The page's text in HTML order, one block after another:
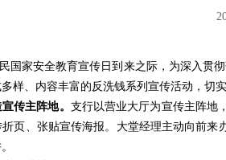
民国家安全教育宣传日到来之际，为深入
样、内容丰富的反洗钱系列宣传活动，切
传主阵地。 支行以营业大厅为宣传主阵地
页、张贴宣传海报。大堂经理主动向前